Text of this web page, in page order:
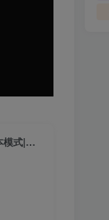
【2025.6.7】Index-TTS_v1.5 语音克隆:B站开源|支持极速克隆+短/长文本模式|一键整合包